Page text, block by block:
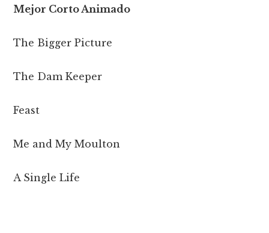
Mejor Corto Animado
The Bigger Picture
The Dam Keeper
Feast
Me and My Moulton
A Single Life